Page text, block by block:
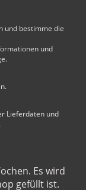
und bestimme die
und
Lieferdaten und
Es wird
gefüllt ist.